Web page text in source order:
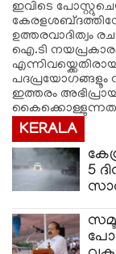
ഇവിടെ
ഉത്തരവാദിത്വം
ഐ.ടി നയപ്രകാരം
പദപ്രയോഗങ്ങളൂം
ഇത്തരം
KERALA
5